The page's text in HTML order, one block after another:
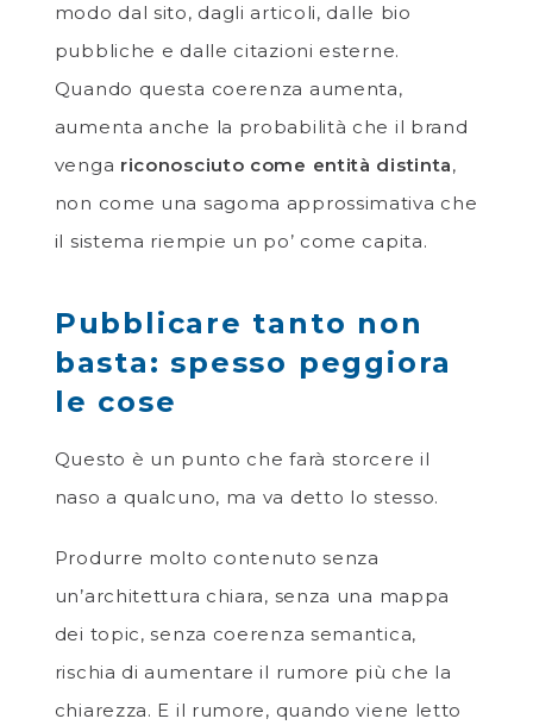
modo dal sito, dagli articoli, dalle bio
pubbliche e dalle citazioni esterne.
Quando questa coerenza aumenta,
aumenta anche la probabilità che il brand
venga riconosciuto come entità distinta,
non come una sagoma approssimativa che
il sistema riempie un po’ come capita.
Pubblicare tanto non
basta: spesso peggiora
le cose
Questo è un punto che farà storcere il
naso a qualcuno, ma va detto lo stesso.
Produrre molto contenuto senza
un’architettura chiara, senza una mappa
dei topic, senza coerenza semantica,
rischia di aumentare il rumore più che la
chiarezza. E il rumore, quando viene letto